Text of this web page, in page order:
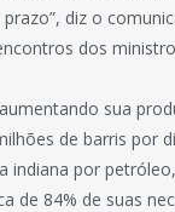
diz o
dos
sua
de barris por
indiana por
de 84% de suas